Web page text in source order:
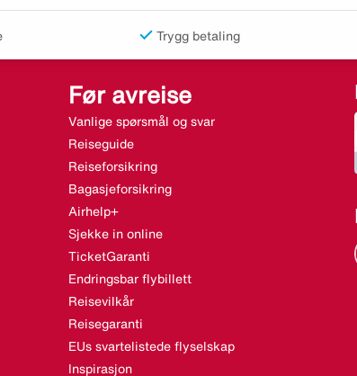
Trygg betaling
Før avreise
Vanlige spørsmål og svar
Reiseguide
Reiseforsikring
Bagasjeforsikring
Airhelp+
Sjekke in online
TicketGaranti
Endringsbar flybillett
Reisevilkår
Reisegaranti
EUs svartelistede flyselskap
Inspirasjon